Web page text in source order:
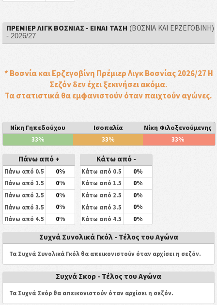
ΠΡΈΜΙΕΡ ΛΙΓΚ ΒΟΣΝΊΑΣ - ΕΙΝΑΙ ΤΑΣΗ (ΒΟΣΝΊΑ ΚΑΙ ΕΡΖΕΓΟΒΊΝΗ)
- 2026/27
* Βοσνία και Ερζεγοβίνη Πρέμιερ Λιγκ Βοσνίας 2026/27 Η
Σεζόν δεν έχει ξεκινήσει ακόμα.
Τα στατιστικά θα εμφανιστούν όταν παιχτούν αγώνες.
Νίκη Γηπεδούχου Ισοπαλία
Νίκη Φιλοξενούμενης
33%
33% 33%
Πάνω από +
Πάνω από 0.5 0%
Πάνω από 1.5 0%
Πάνω από 2.5 0%
Πάνω από 3.5 0%
Πάνω από 4.5 0%
Κάτω από -
Κάτω από 0.5 0%
Κάτω από 1.5 0%
Κάτω από 2.5 0%
Κάτω από 3.5 0%
Κάτω από 4.5 0%
Συχνά Συνολικά Γκόλ - Τέλος του Αγώνα
Τα Συχνά Συνολικά Γκόλ θα απεικονιστούν όταν αρχίσει η σεζόν.
Συχνά Σκορ - Τέλος του Αγώνα
Τα Συχνά Σκόρ θα απεικονιστούν όταν αρχίσει η σεζόν.